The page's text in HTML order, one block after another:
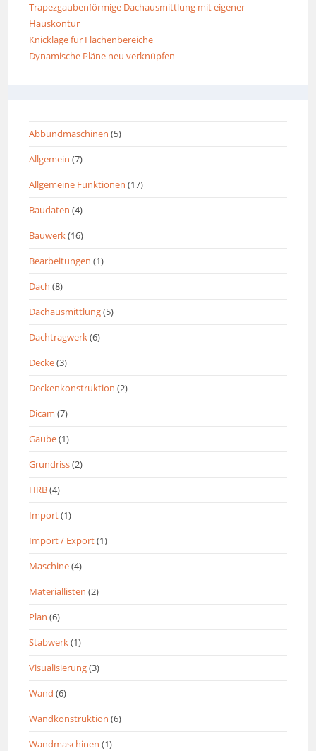
Trapezgaubenförmige Dachausmittlung mit eigener
Hauskontur
Knicklage für Flächenbereiche
Dynamische Pläne neu verknüpfen
Abbundmaschinen (5)
Allgemein (7)
Allgemeine Funktionen (17)
Baudaten (4)
Bauwerk(16)
Bearbeitungen (1)
Dach (8)
Dachausmittlung(5)
Dachtragwerk(6)
Decke(3)
Deckenkonstruktion (2)
Dicam (7)
Gaube(1)
Grundriss(2)
HRB(4)
Import(1)
Import / Export(1)
Maschine(4)
Materiallisten (2)
Plan (6)
Stabwerk(1)
Visualisierung(3)
Wand (6)
Wandkonstruktion (6)
Wandmaschinen (1)